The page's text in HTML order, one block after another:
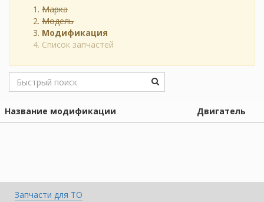
Марка
Модель
Модификация
Список запчастей
Название модификации Двигатель
Запчасти для ТО